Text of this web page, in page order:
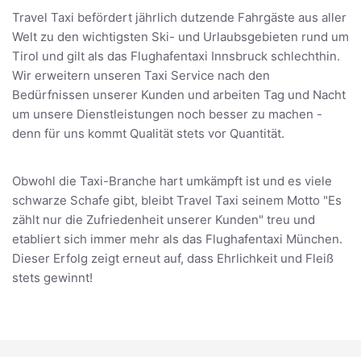
Travel Taxi befördert jährlich dutzende Fahrgäste aus aller
Welt zu den wichtigsten Ski- und Urlaubsgebieten rund um
Tirol und gilt als das Flughafentaxi Innsbruck schlechthin.
Wir erweitern unseren Taxi Service nach den
Bedürfnissen unserer Kunden und arbeiten Tag und Nacht
um unsere Dienstleistungen noch besser zu machen -
denn für uns kommt Qualität stets vor Quantität.
Obwohl die Taxi-Branche hart umkämpft ist und es viele
schwarze Schafe gibt, bleibt Travel Taxi seinem Motto "Es
zählt nur die Zufriedenheit unserer Kunden" treu und
etabliert sich immer mehr als das Flughafentaxi München.
Dieser Erfolg zeigt erneut auf, dass Ehrlichkeit und Fleiß
stets gewinnt!